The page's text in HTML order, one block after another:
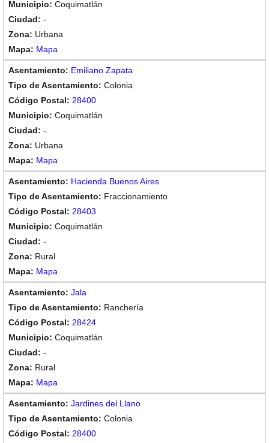
Coquimatlán
-
Urbana
Mapa
Emiliano Zapata
Colonia
28400
Coquimatlán
-
Urbana
Mapa
Hacienda Buenos Aires
Fraccionamiento
28403
Coquimatlán
-
Rural
Mapa
Jala
Ranchería
28424
Coquimatlán
-
Rural
Mapa
Jardines del Llano
Colonia
28400